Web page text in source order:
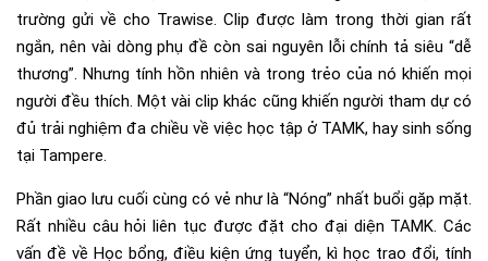
trường gửi về cho Trawise. Clip được làm trong thời gian rất
ngắn, nên vài dòng phụ đề còn sai nguyên lỗi chính tả siêu “dễ
thương”. Nhưng tính hồn nhiên và trong trẻo của nó khiến mọi
người đều thích. Một vài clip khác cũng khiến người tham dự có
đủ trải nghiệm đa chiều về việc học tập ở TAMK, hay sinh sống
tại Tampere.
Phần giao lưu cuối cùng có vẻ như là “Nóng” nhất buổi gặp mặt.
Rất nhiều câu hỏi liên tục được đặt cho đại diện TAMK. Các
vấn đề về Học bổng, điều kiện ứng tuyển, kì học trao đổi, tính